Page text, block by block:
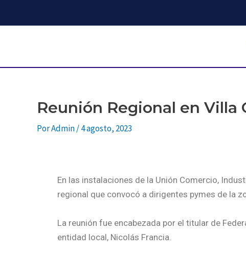
Reunión Regional en Villa
PorAdmin/4 agosto, 2023
En las instalaciones de la Unión Comercio,
regional que convocó a dirigentes pymes de la
La reunión fue encabezada por el titular de
entidad local, Nicolás Francia.